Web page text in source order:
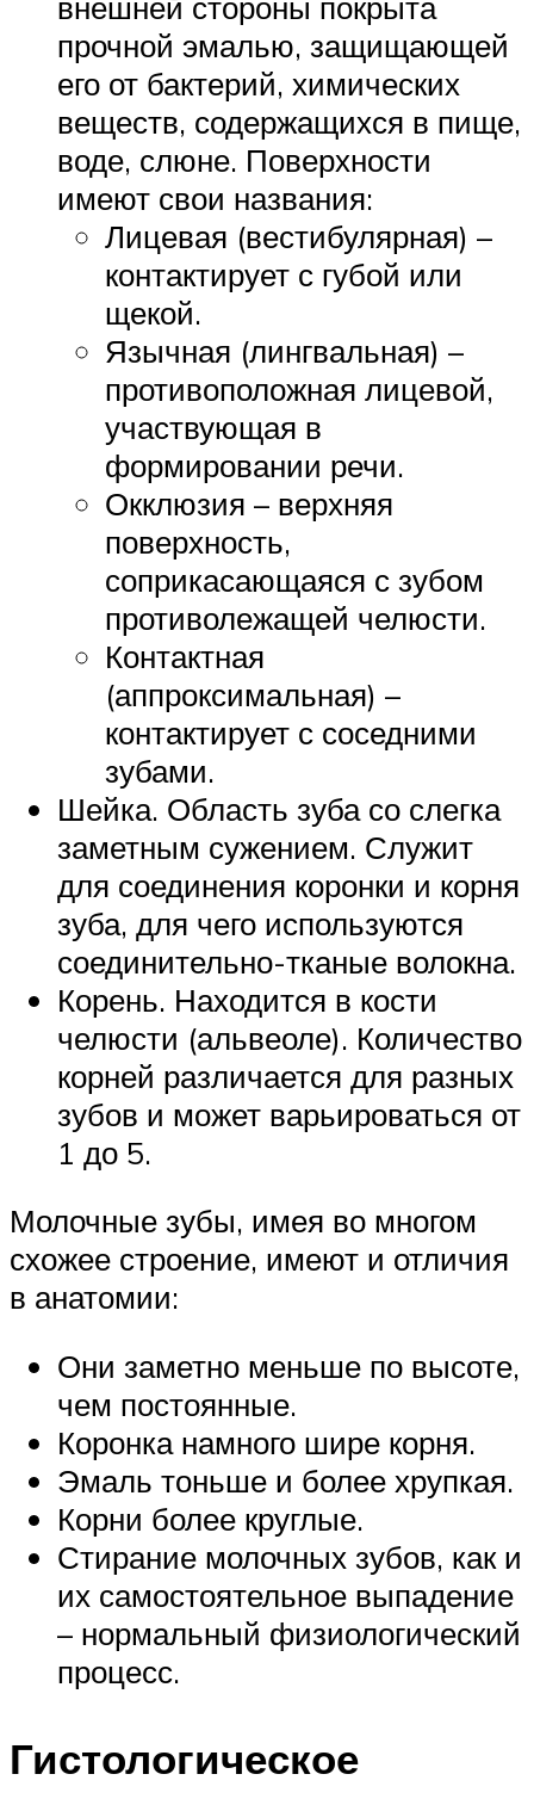
прочной эмалью, защищающей
его от бактерий, химических
веществ, содержащихся в пище,
воде, слюне. Поверхности
имеют свои названия:
Лицевая (вестибулярная) –
контактирует с губой или
щекой.
Язычная (лингвальная) –
противоположная лицевой,
участвующая в
формировании речи.
Окклюзия – верхняя
поверхность,
соприкасающаяся с зубом
противолежащей челюсти.
Контактная
(аппроксимальная) –
контактирует с соседними
зубами.
Шейка. Область зуба со слегка
заметным сужением. Служит
для соединения коронки и корня
зуба, для чего используются
соединительно-тканые волокна.
Корень. Находится в кости
челюсти (альвеоле). Количество
корней различается для разных
зубов и может варьироваться от
1 до 5.
Молочные зубы, имея во многом
схожее строение, имеют и отличия
в анатомии:
Они заметно меньше по высоте,
чем постоянные.
Коронка намного шире корня.
Эмаль тоньше и более хрупкая.
Корни более круглые.
Стирание молочных зубов, как и
их самостоятельное выпадение
– нормальный физиологический
процесс.
Гистологическое